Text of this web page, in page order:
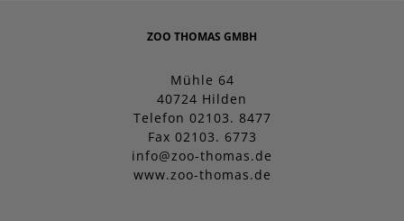
ZOO THOMAS GMBH
Mühle 64
40724 Hilden
Telefon 02103. 8477
Fax 02103. 6773
info@zoo-thomas.de
www.zoo-thomas.de